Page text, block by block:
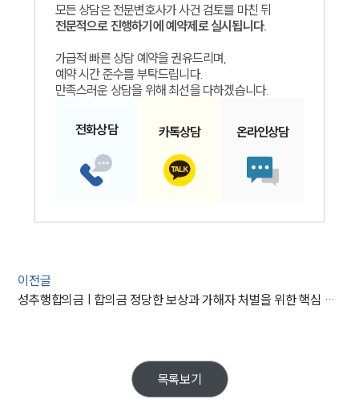
모든 상담은 전문변호사가 사건 검토를 마친 뒤
전문적으로 진행하기에 예약제로 실시됩니다.
가급적 빠른 상담 예약을 권유드리며,
예약 시간 준수를 부탁드립니다.
만족스러운 상담을 위해 최선을 다하겠습니다.
전화상담 카톡상담 온라인상담
이전글
성추행합의금 | 합의금 정당한 보상과 가해자 처벌을 위한 핵심 방안
목록보기